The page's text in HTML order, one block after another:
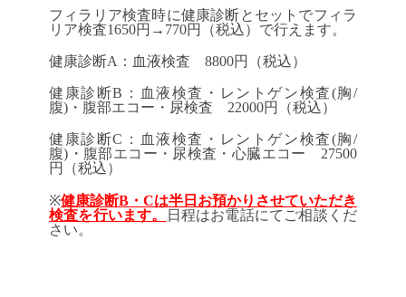
フィラリア検査時に健康診断とセットでフィラ
リア検査1650円→770円（税込）で行えます。
健康診断A：血液検査 8800円（税込）
健康診断B：血液検査・レントゲン検査(胸/
腹)・腹部エコー・尿検査 22000円（税込）
健康診断C：血液検査・レントゲン検査(胸/
腹)・腹部エコー・尿検査・心臓エコー 27500
円（税込）
※健康診断B・Cは半日お預かりさせていただき
検査を行います。
日程はお電話にてご相談くだ
さい。